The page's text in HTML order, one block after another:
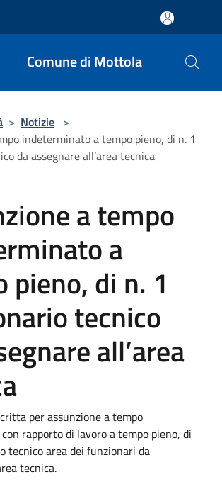
Comune di Mottola
> Notizie >
indeterminato a tempo pieno, di n. 1
da assegnare all’area tecnica
a tempo
a
pieno, di n. 1
tecnico
all’area
per assunzione a tempo
rapporto di lavoro a tempo pieno, di
tecnico area dei funzionari da
tecnica.